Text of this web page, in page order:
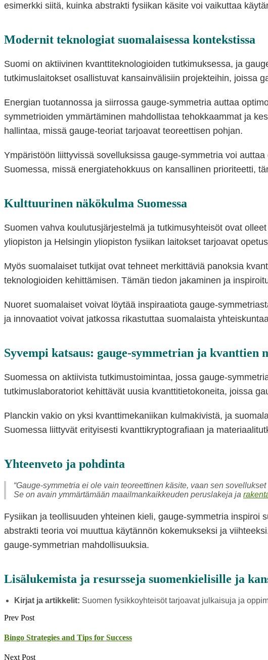
esimerkki siitä, kuinka abstrakti fysiikan käsite voi vaikuttaa
Modernit teknologiat suomalaisessa kontekstissa
Suomi on aktiivinen kvanttiteknologioiden tutkimuksessa, ja
tutkimuslaitokset osallistuvat kansainvälisiin projekteihin, joissa
Energian tuotannossa ja siirrossa gauge-symmetria auttaa
symmetrioiden ymmärtäminen mahdollistaa tehokkaammat ja
hallintaa, missä gauge-teoriat tarjoavat teoreettisen pohjan.
Ympäristöön liittyvissä sovelluksissa gauge-symmetria voi
Suomessa, missä energiatehokkuus on kansallinen prioriteetti,
Kulttuurinen näkökulma Suomessa
Suomen vahva koulutusjärjestelmä ja tutkimusyhteisöt ovat
yliopiston ja Helsingin yliopiston fysiikan laitokset tarjoavat
Myös suomalaiset tutkijat ovat tehneet merkittäviä panoksia
teknologioiden kehittämisen. Tämän tiedon jakaminen ja
Nuoret suomalaiset voivat löytää inspiraatiota gauge-
ja innovaatiot voivat jatkossa rikastuttaa suomalaista
Syvempi katsaus: gauge-symmetrian ja kvanttien
Suomessa on aktiivista tutkimustoimintaa, jossa gauge-
tutkimuslaboratoriot kehittävät uusia kvanttitietokoneita, joissa
Planckin vakio on yksi kvanttimekaniikan kulmakivistä, ja
Suomessa liittyvät erityisesti kvanttikryptografiaan ja
Yhteenveto ja pohdinta
“Gauge-symmetria ei ole vain teoreettinen käsite, vaan sen
Se on avain ymmärtämään maailmankaikkeuden peruslakeja ja
Fysiikan ja teollisuuden yhteinen kieli, gauge-symmetria inspiroi
abstrakti teoria voi muuttua käytännön kokemukseksi ja
gauge-symmetrian mahdollisuuksia.
Lisälukemista ja resursseja suomenkielisille ja
Kirjat ja artikkelit: Suomen fysikkoyhteisöt tarjoavat julkaisuja ja
Prev Post
Bingo Strategies and Tips for Success
Next Post